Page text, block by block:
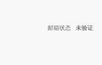
邮箱状态 未验证